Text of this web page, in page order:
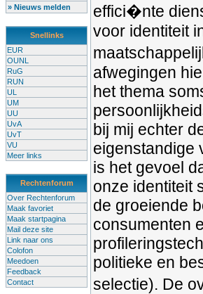
» Nieuws melden
Snellinks
EUR
OUNL
RuG
RUN
UL
UM
UU
UvA
UvT
VU
Meer links
Rechtenforum
Over Rechtenforum
Maak favoriet
Maak startpagina
Mail deze site
Link naar ons
Colofon
Meedoen
Feedback
Contact
effici�nte
voor identiteit
afwegingen
het thema
bij mij echter
eigenstandige
is het gevoel
onze identiteit
de groeiende
consumenten
politieke en
selectie). De